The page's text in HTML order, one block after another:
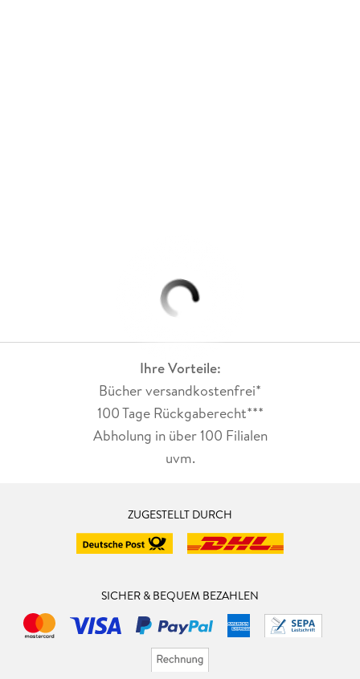
Ihre Vorteile:
Bücher versandkostenfrei*
100 Tage Rückgaberecht***
Abholung in über 100 Filialen
uvm.
ZUGESTELLT DURCH
SICHER & BEQUEM BEZAHLEN